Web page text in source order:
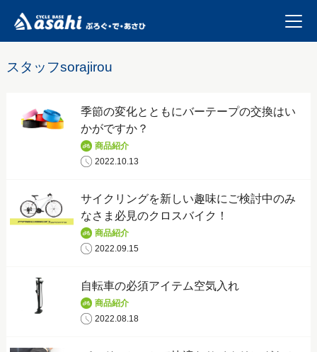
スタッフsorajirou
季節の変化とともにバーテープの交換はい
かがですか？
商品紹介
2022.10.13
サイクリングを新しい趣味にご検討中のみ
なさま必見のクロスバイク！
商品紹介
2022.09.15
自転車の必須アイテム空気入れ
商品紹介
2022.08.18